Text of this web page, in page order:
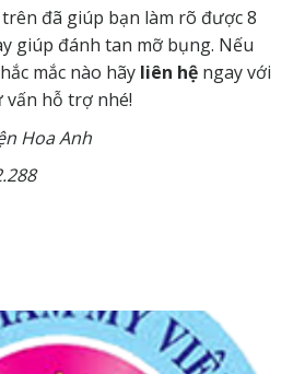
đã giúp bạn làm rõ được 8
giúp đánh tan mỡ bụng. Nếu
mắc nào hãy liên hệ ngay với
hỗ trợ nhé!
Hoa Anh